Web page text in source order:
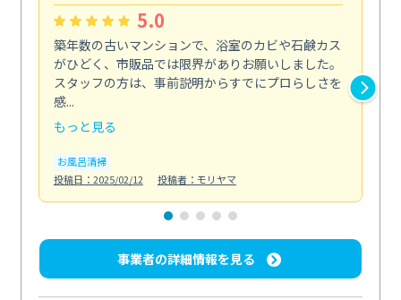
5.0
築年数の古いマンションで、浴室のカビや石鹸カス
がひどく、市販品では限界がありお願いしました。
スタッフの方は、事前説明からすでにプロらしさを
感...
もっと見る
お風呂清掃
投稿日：2025/02/12
投稿者：モリヤマ
事業者の詳細情報を見る